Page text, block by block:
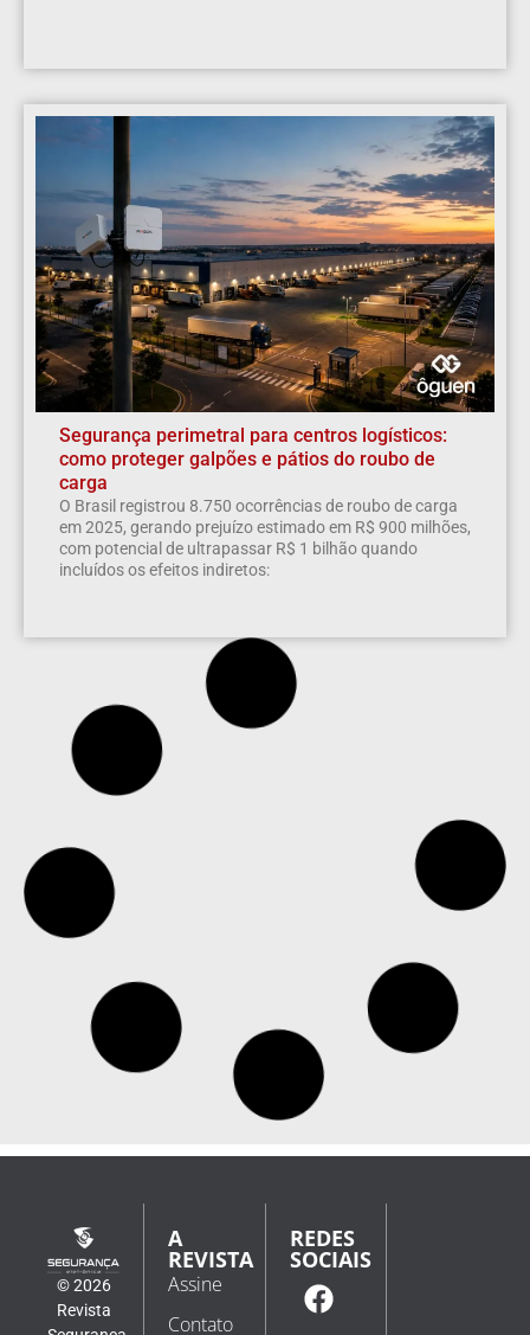
Segurança perimetral para centros logísticos:
como proteger galpões e pátios do roubo de
carga
O Brasil registrou 8.750 ocorrências de roubo de carga
em 2025, gerando prejuízo estimado em R$ 900 milhões,
com potencial de ultrapassar R$ 1 bilhão quando
incluídos os efeitos indiretos:
© 2026
Revista
A
REVISTA
Assine
Contato
REDES
SOCIAIS